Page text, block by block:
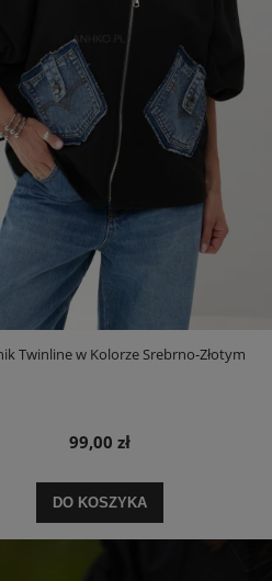
Twinline w Kolorze Srebrno-Złotym
99,00 zł
DO KOSZYKA